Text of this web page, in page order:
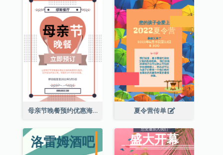
母亲节晚餐预约优惠海报 夏令营传单